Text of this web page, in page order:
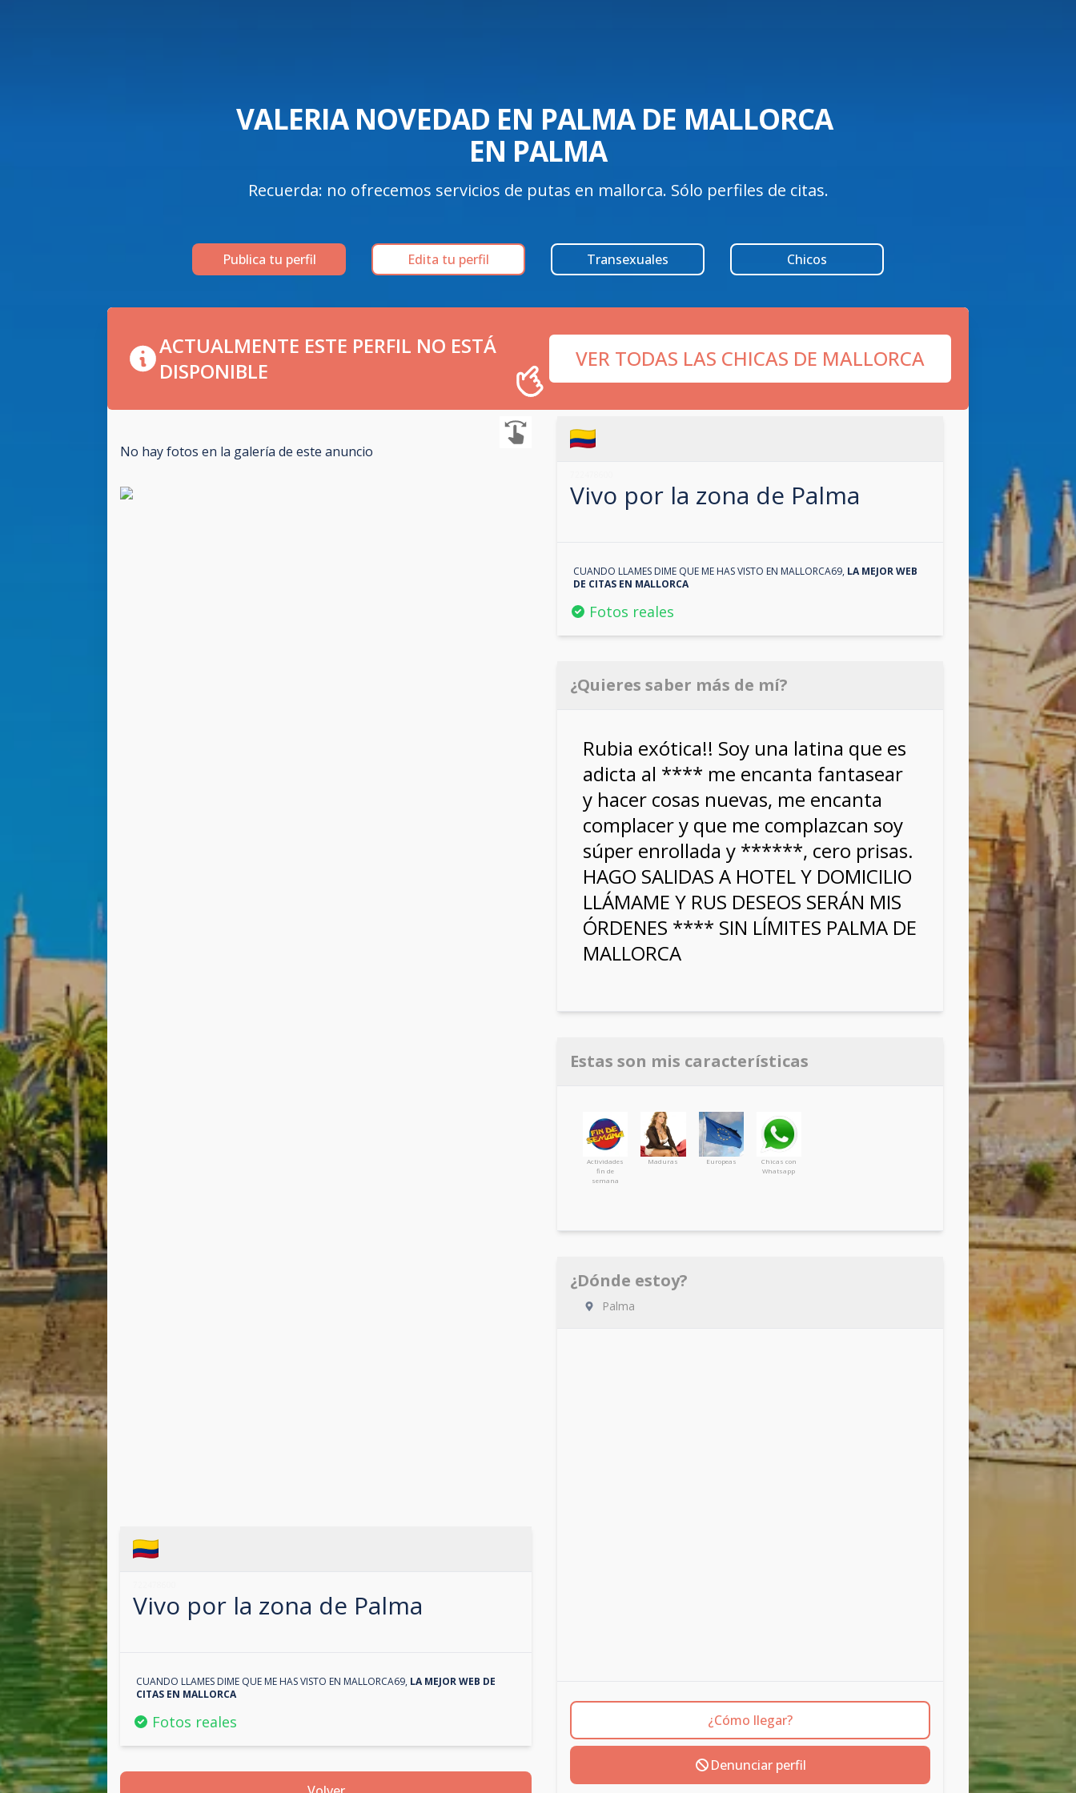
VALERIA NOVEDAD EN PALMA DE MALLORCA
EN PALMA
Recuerda: no ofrecemos servicios de putas en mallorca. Sólo perfiles de citas.
Publica tu perfil Edita tu perfil Transexuales Chicos
ACTUALMENTE ESTE PERFIL NO ESTÁ
DISPONIBLE
VER TODAS LAS CHICAS DE MALLORCA
No hay fotos en la galería de este anuncio
Vivo por la zona de Palma
CUANDO LLAMES DIME QUE ME HAS VISTO EN MALLORCA69, LA MEJOR WEB DE
CITAS EN MALLORCA
Fotos reales
Vivo por la zona de Palma
CUANDO LLAMES DIME QUE ME HAS VISTO EN MALLORCA69, LA MEJOR WEB
DE CITAS EN MALLORCA
Fotos reales
¿Quieres saber más de mí?
Rubia exótica!! Soy una latina que es
adicta al **** me encanta fantasear
y hacer cosas nuevas, me encanta
complacer y que me complazcan soy
súper enrollada y ******, cero prisas.
HAGO SALIDAS A HOTEL Y DOMICILIO
LLÁMAME Y RUS DESEOS SERÁN MIS
ÓRDENES **** SIN LÍMITES PALMA DE
MALLORCA
Estas son mis características
Actividades
fin de
semana
Maduras Europeas
Chicas con
Whatsapp
¿Dónde estoy?
Palma
¿Cómo llegar?
Denunciar perfil